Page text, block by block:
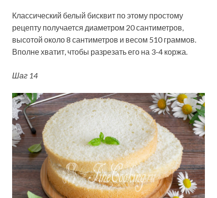
Классический белый бисквит по этому простому
рецепту получается диаметром 20 сантиметров,
высотой около 8 сантиметров и весом 510 граммов.
Вполне хватит, чтобы разрезать его на 3-4 коржа.
Шаг 14